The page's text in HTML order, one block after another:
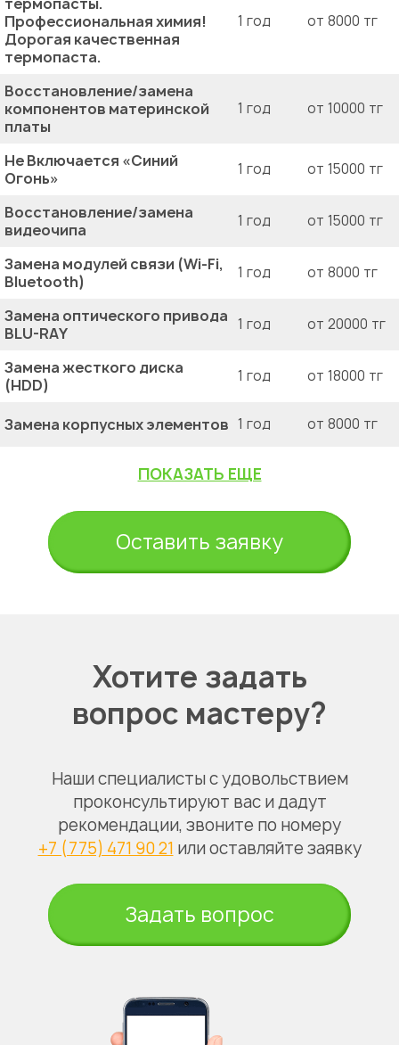
Профессиональная химия!
Дорогая качественная
термопаста.
1 год от 8000 тг
Восстановление/замена
компонентов материнской
платы
1 год от 10000 тг
Не Включается «Синий
Огонь»
1 год от 15000 тг
Восстановление/замена
видеочипа
1 год от 15000 тг
Замена модулей связи (Wi-Fi,
Bluetooth)
1 год от 8000 тг
Замена оптического привода
BLU-RAY
1 год от 20000 тг
Замена жесткого диска
(HDD)
1 год от 18000 тг
Замена корпусных элементов 1 год от 8000 тг
ПОКАЗАТЬ ЕЩЕ
Оставить заявку
Хотите задать
вопрос мастеру?
Наши специалисты с удовольствием
проконсультируют вас и дадут
рекомендации, звоните по номеру
+7 (775) 471 90 21 или оставляйте заявку
Задать вопрос